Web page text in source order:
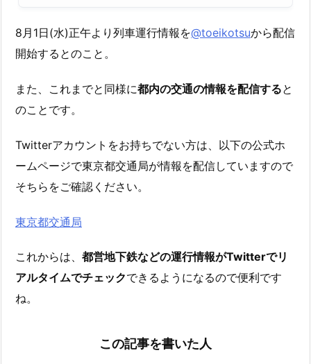
8月1日(水)正午より列車運行情報を@toeikotsuから配信
開始するとのこと。
また、これまでと同様に都内の交通の情報を配信すると
のことです。
Twitterアカウントをお持ちでない方は、以下の公式ホ
ームページで東京都交通局が情報を配信していますので
そちらをご確認ください。
東京都交通局
これからは、 都営地下鉄などの運行情報がTwitterでリ
アルタイムでチェックできるようになるので便利です
ね。
この記事を書いた人